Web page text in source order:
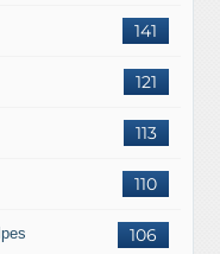
141
121
113
110
106